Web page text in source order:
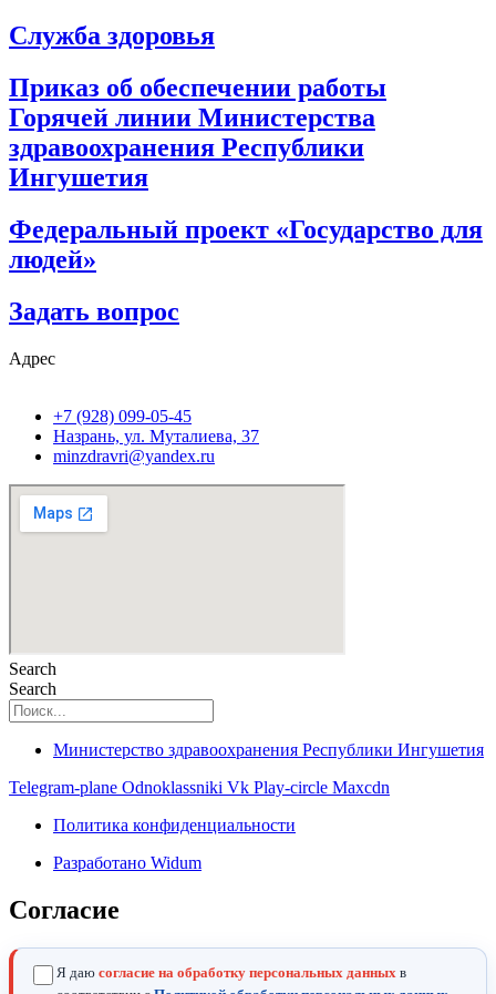
Служба здоровья
Приказ об обеспечении работы
Горячей линии Министерства
здравоохранения Республики
Ингушетия
Федеральный проект «Государство для
людей»
Задать вопрос
Адрес
+7 (928) 099-05-45
Назрань, ул. Муталиева, 37
minzdravri@yandex.ru
Search
Search
Министерство здравоохранения Республики Ингушетия
Telegram-plane Odnoklassniki Vk Play-circle Maxcdn
Политика конфиденциальности
Разработано Widum
Согласие
Я даю согласие на обработку персональных данных в